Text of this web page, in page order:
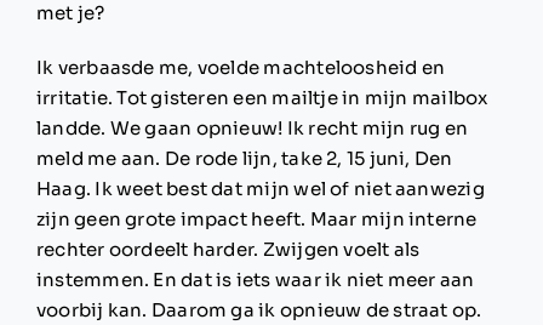
met je?
Ik verbaasde me, voelde machteloosheid en
irritatie. Tot gisteren een mailtje in mijn mailbox
landde. We gaan opnieuw! Ik recht mijn rug en
meld me aan. De rode lijn, take 2, 15 juni, Den
Haag. Ik weet best dat mijn wel of niet aanwezig
zijn geen grote impact heeft. Maar mijn interne
rechter oordeelt harder. Zwijgen voelt als
instemmen. En dat is iets waar ik niet meer aan
voorbij kan. Daarom ga ik opnieuw de straat op.